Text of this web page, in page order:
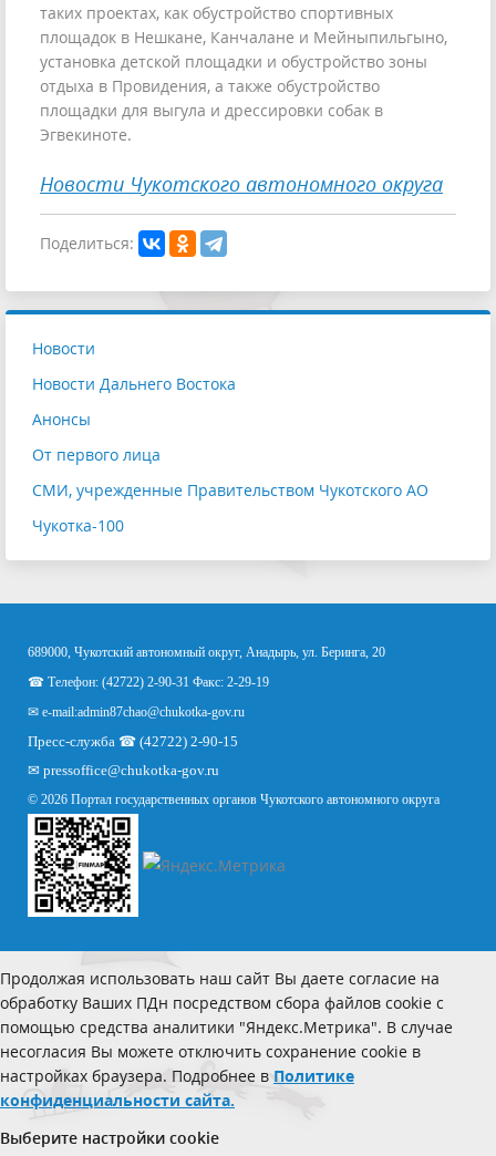
таких проектах, как обустройство спортивных
площадок в Нешкане, Канчалане и Мейныпильгыно,
установка детской площадки и обустройство зоны
отдыха в Провидения, а также обустройство
площадки для выгула и дрессировки собак в
Эгвекиноте.
Новости Чукотского автономного округа
Поделиться:
Новости
Новости Дальнего Востока
Анонсы
От первого лица
СМИ, учрежденные Правительством Чукотского АО
Чукотка-100
689000, Чукотский автономный округ, Анадырь, ул. Беринга, 20
☎ Телефон: (42722) 2-90-31 Факс: 2-29-19
✉ e-mail:admin87chao@chukotka-gov.ru
Пресс-служба ☎ (42722) 2-90-15
✉ pressoffice@chukotka-gov.ru
© 2026 Портал государственных органов Чукотского автономного округа
Продолжая использовать наш сайт Вы даете согласие на
обработку Ваших ПДн посредством сбора файлов cookie с
помощью средства аналитики "Яндекс.Метрика". В случае
несогласия Вы можете отключить сохранение cookie в
настройках браузера. Подробнее в Политике
конфиденциальности сайта.
Выберите настройки cookie